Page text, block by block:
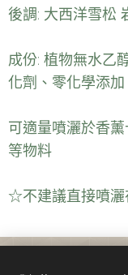
後調: 大西洋雪松
成份: 植物無水乙
化劑、零化學添加
可適量噴灑於香
等物料
☆不建議直接噴灑